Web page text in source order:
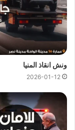
كبير من اوناش انقاذ
السيارات بجودة
عابدين
وارخص ونش
اسعارونش انقاذ
في عابديندائما و
طريق GPS لنجعلك دائما في امان تام علي الطريق.
ونش انقاذ عابدين
ونش انقاذ المنيا
2026-01-12